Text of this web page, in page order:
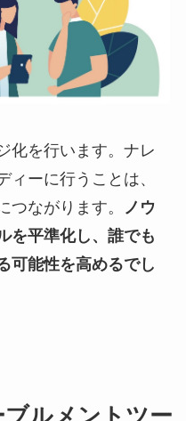
化を行います。ナレ
ィーに行うことは、
つながります。
ノウ
を平準化し、誰でも
可能性を高めるでし
ルメントツー